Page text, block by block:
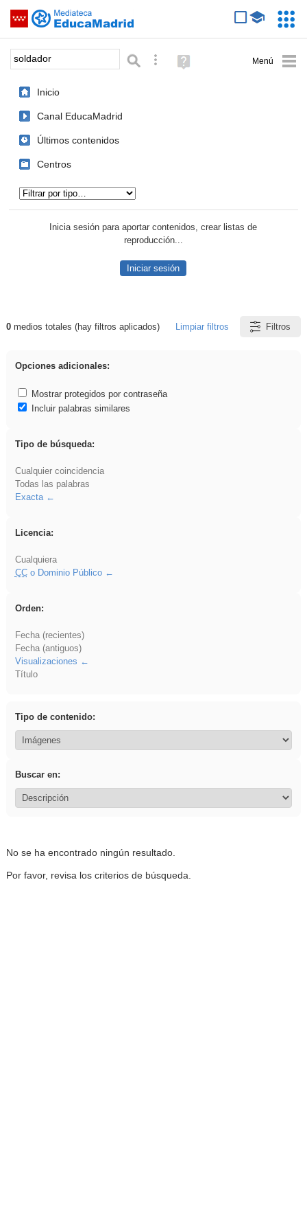
Saltar navegación
Palabra o frase: Búsqueda avanzada
Ayuda
(en
Inicio
Canal EducaMadrid
Últimos contenidos
Centros
Inicia sesión para aportar contenidos, crear listas de
reproducción...
Iniciar sesión
Resultados de: soldador
0medios totales (hay filtros aplicados) Limpiar filtros Filtros
Opciones adicionales:
Mostrar protegidos por contraseña
Incluir palabras similares
Tipo de búsqueda:
Cualquier coincidencia
Todas las palabras
Exacta
Licencia:
Cualquiera
CCo Dominio Público
Orden:
Fecha (recientes)
Fecha (antiguos)
Visualizaciones
Título
Tipo de contenido:
Buscar en:
No se ha encontrado ningún resultado.
Por favor, revisa los criterios de búsqueda.